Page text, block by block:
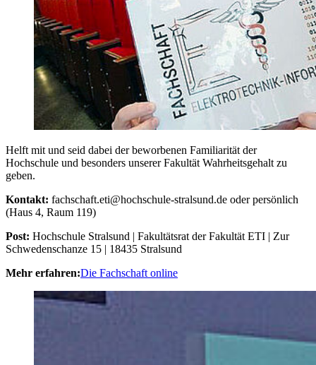
Helft mit und seid dabei der beworbenen Familiarität der
Hochschule und besonders unserer Fakultät Wahrheitsgehalt zu
geben.
Kontakt: fachschaft.eti@hochschule-stralsund.de oder persönlich
(Haus 4, Raum 119)
Post: Hochschule Stralsund | Fakultätsrat der Fakultät ETI | Zur
Schwedenschanze 15 | 18435 Stralsund
Mehr erfahren:Die Fachschaft online